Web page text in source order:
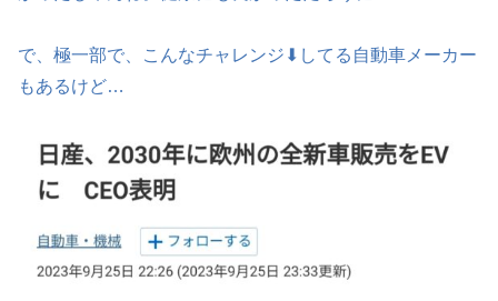
で、極一部で、こんなチャレンジ⬇してる自動車メーカー
もあるけど…